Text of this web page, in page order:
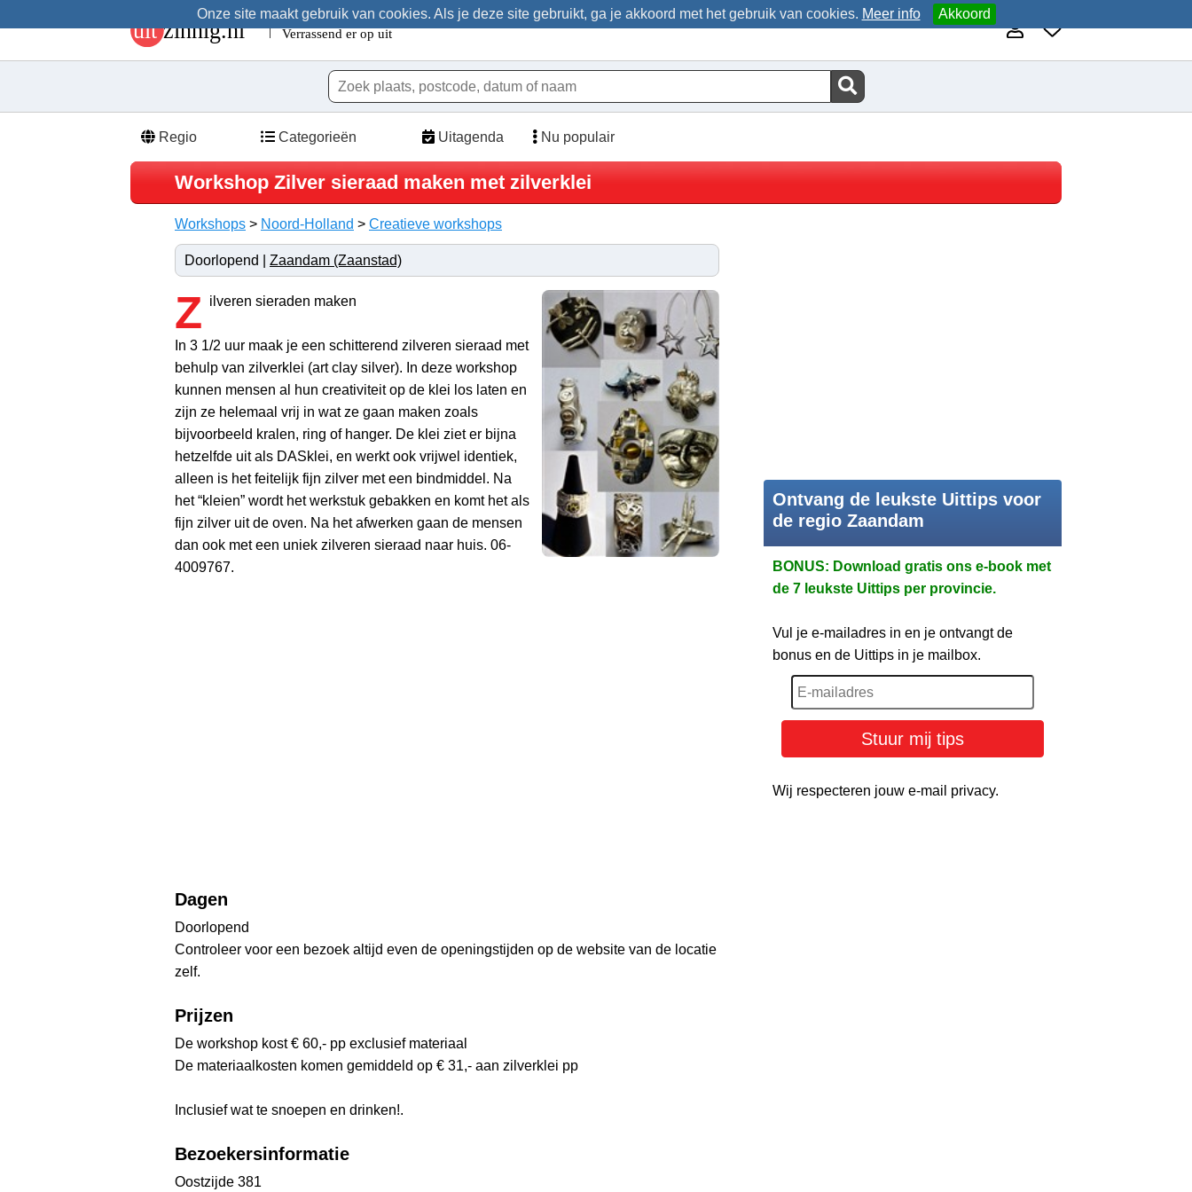
Onze site maakt gebruik van cookies. Als je deze site gebruikt, ga je akkoord met het gebruik van cookies. Meer info Akkoord
Regio Categorieën Uitagenda Nu populair
Workshop Zilver sieraad maken met zilverklei
Workshops > Noord-Holland > Creatieve workshops
Doorlopend | Zaandam (Zaanstad)
Z ilveren sieraden maken
In 3 1/2 uur maak je een schitterend zilveren sieraad met
behulp van zilverklei (art clay silver). In deze workshop
kunnen mensen al hun creativiteit op de klei los laten en
zijn ze helemaal vrij in wat ze gaan maken zoals
bijvoorbeeld kralen, ring of hanger. De klei ziet er bijna
hetzelfde uit als DASklei, en werkt ook vrijwel identiek,
alleen is het feitelijk fijn zilver met een bindmiddel. Na
het “kleien” wordt het werkstuk gebakken en komt het als
fijn zilver uit de oven. Na het afwerken gaan de mensen
dan ook met een uniek zilveren sieraad naar huis. 06-
4009767.
Dagen
Doorlopend
Controleer voor een bezoek altijd even de openingstijden op de website van de locatie
zelf.
Prijzen
De workshop kost € 60,- pp exclusief materiaal
De materiaalkosten komen gemiddeld op € 31,- aan zilverklei pp
Inclusief wat te snoepen en drinken!.
Bezoekersinformatie
Oostzijde 381
Ontvang de leukste Uittips voor
de regio Zaandam
BONUS: Download gratis ons e-book met
de 7 leukste Uittips per provincie.
Vul je e-mailadres in en je ontvangt de
bonus en de Uittips in je mailbox.
Stuur mij tips
Wij respecteren jouw e-mail privacy.